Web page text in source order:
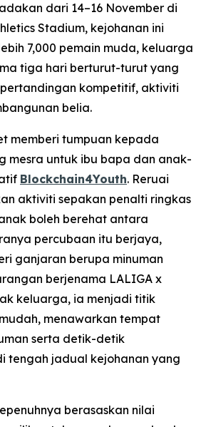
dari 14–16 November di
Stadium, kejohanan ini
7,000 pemain muda, keluarga
tiga hari berturut-turut yang
kompetitif, aktiviti
belia.
memberi tumpuan kepada
mesra untuk ibu bapa dan anak-
Blockchain4Youth. Reruai
aktiviti sepakan penalti ringkas
boleh berehat antara
percubaan itu berjaya,
ganjaran berupa minuman
berjenama LALIGA x
keluarga, ia menjadi titik
menawarkan tempat
serta detik-detik
tengah jadual kejohanan yang
berasaskan nilai